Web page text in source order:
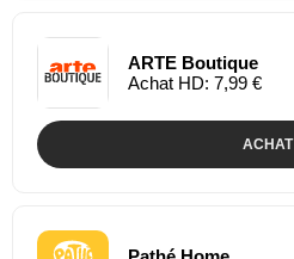
ARTE Boutique
Achat HD: 7,99 €
ACHAT